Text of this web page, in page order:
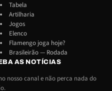
Tabela
Artilharia
Jogos
Elenco
Flamengo joga hoje?
Brasileirão — Rodada
AS NOTÍCIAS
nosso canal e não perca nada do